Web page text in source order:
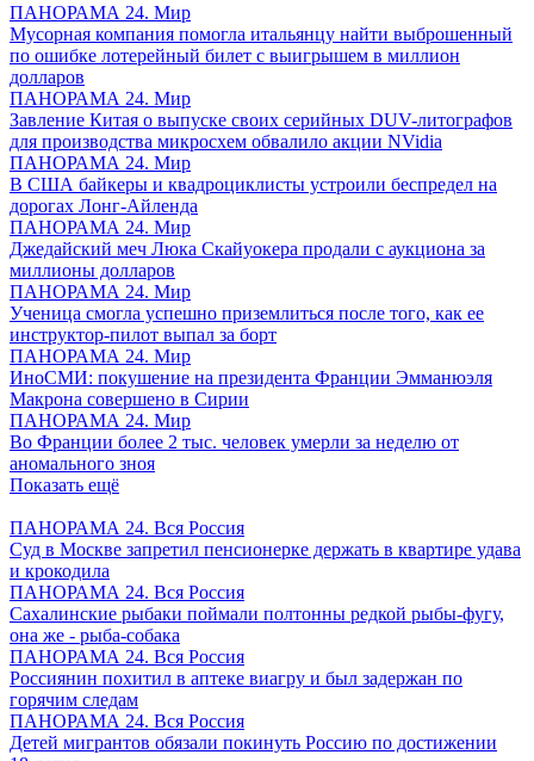
ПАНОРАМА 24. Мир
Мусорная компания помогла итальянцу найти выброшенный
по ошибке лотерейный билет с выигрышем в миллион
долларов
ПАНОРАМА 24. Мир
Завление Китая о выпуске своих серийных DUV-литографов
для производства микросхем обвалило акции NVidia
ПАНОРАМА 24. Мир
В США байкеры и квадроциклисты устроили беспредел на
дорогах Лонг-Айленда
ПАНОРАМА 24. Мир
Джедайский меч Люка Скайуокера продали с аукциона за
миллионы долларов
ПАНОРАМА 24. Мир
Ученица смогла успешно приземлиться после того, как ее
инструктор-пилот выпал за борт
ПАНОРАМА 24. Мир
ИноСМИ: покушение на президента Франции Эмманюэля
Макрона совершено в Сирии
ПАНОРАМА 24. Мир
Во Франции более 2 тыс. человек умерли за неделю от
аномального зноя
Показать ещё
ПАНОРАМА 24. Вся Россия
Суд в Москве запретил пенсионерке держать в квартире удава
и крокодила
ПАНОРАМА 24. Вся Россия
Сахалинские рыбаки поймали полтонны редкой рыбы-фугу,
она же - рыба-собака
ПАНОРАМА 24. Вся Россия
Россиянин похитил в аптеке виагру и был задержан по
горячим следам
ПАНОРАМА 24. Вся Россия
Детей мигрантов обязали покинуть Россию по достижении